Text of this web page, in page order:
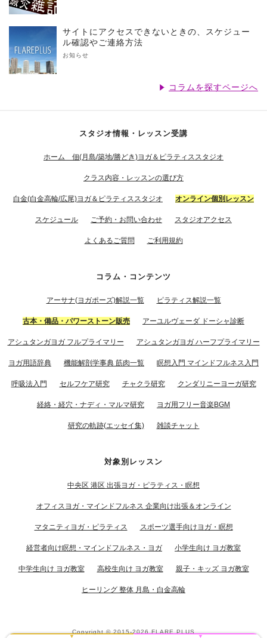
サイトにアクセスできないときの、スケジュー
ル確認やご連絡方法
お知らせ
コラムを探すページへ
スタジオ情報・レッスン受講
ホーム 佃(月島/築地/勝どき)ヨガ＆ピラティススタジオ
クラス内容・レッスンの選び方
白金(白金高輪/広尾)ヨガ＆ピラティススタジオ オンライン個別レッスン
スケジュール ご予約・お問い合わせ スタジオアクセス
よくあるご質問 ご利用規約
コラム・コンテンツ
アーサナ(ヨガポーズ)解説一覧 ピラティス解説一覧
古本・備品・パワーストーン販売 アーユルヴェーダ ドーシャ診断
アシュタンガヨガ フルプライマリー アシュタンガヨガ ハーフプライマリー
ヨガ用語辞典 機能解剖学事典 筋肉一覧 瞑想入門 マインドフルネス入門
呼吸法入門 セルフケア研究 チャクラ研究 クンダリニーヨーガ研究
経絡・経穴・ナディ・マルマ研究 ヨガ用フリー音楽BGM
研究の軌跡(エッセイ集) 雑談チャット
対象別レッスン
中央区 港区 出張ヨガ・ピラティス・瞑想
オフィスヨガ・マインドフルネス 企業向け出張＆オンライン
マタニティヨガ・ピラティス スポーツ選手向けヨガ・瞑想
経営者向け瞑想・マインドフルネス・ヨガ 小学生向け ヨガ教室
中学生向け ヨガ教室 高校生向け ヨガ教室 親子・キッズ ヨガ教室
ヒーリング 整体 月島・白金高輪
Copyright © 2015-2026FLARE PLUS